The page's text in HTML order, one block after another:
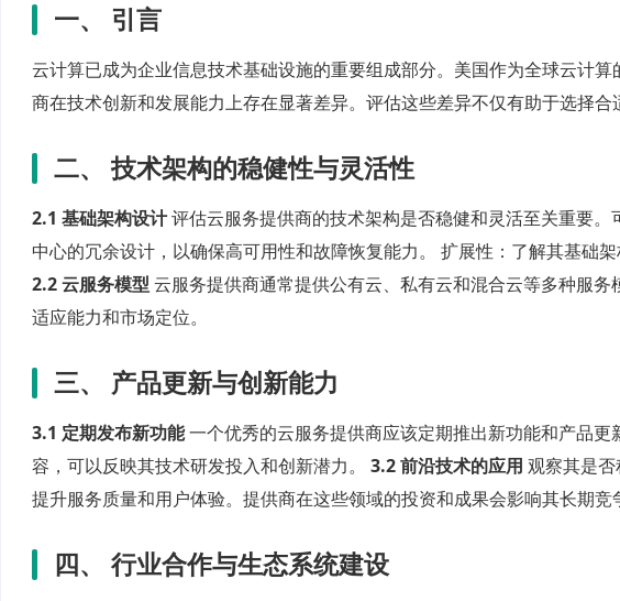
一、 引言
云计算已成为企业信息技术基础设施的重要组成部分。美国作为全球云计
商在技术创新和发展能力上存在显著差异。评估这些差异不仅有助于选择合
二、 技术架构的稳健性与灵活性
2.1 基础架构设计评估云服务提供商的技术架构是否稳健和灵活至关重要
中心的冗余设计，以确保高可用性和故障恢复能力。 扩展性：了解其基础
2.2 云服务模型 云服务提供商通常提供公有云、私有云和混合云等多种服
适应能力和市场定位。
三、 产品更新与创新能力
3.1 定期发布新功能一个优秀的云服务提供商应该定期推出新功能和产品
容，可以反映其技术研发投入和创新潜力。 3.2 前沿技术的应用 观察其是
提升服务质量和用户体验。提供商在这些领域的投资和成果会影响其长期竞
四、 行业合作与生态系统建设